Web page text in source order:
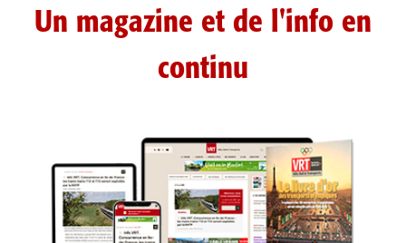
Un magazine et de l'info en
continu